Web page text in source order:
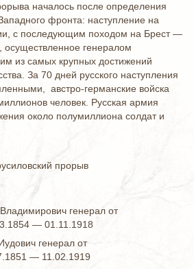
началось после определения
фронта: наступление на
с последующим походом на Брест —
генералом
из самых крупных достижений
За 70 дней русского наступления
австро-германские войска
человек. Русская армия
около полумиллиона солдат и
прорыв
генерал от
— 01.11.1918
генерал от
— 11.02.1919